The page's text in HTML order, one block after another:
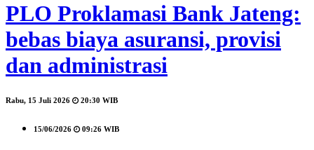
PLO Proklamasi Bank Jateng:
bebas biaya asuransi, provisi
dan administrasi
Rabu, 15 Juli 2026 20:30 WIB
15/06/2026 09:26 WIB